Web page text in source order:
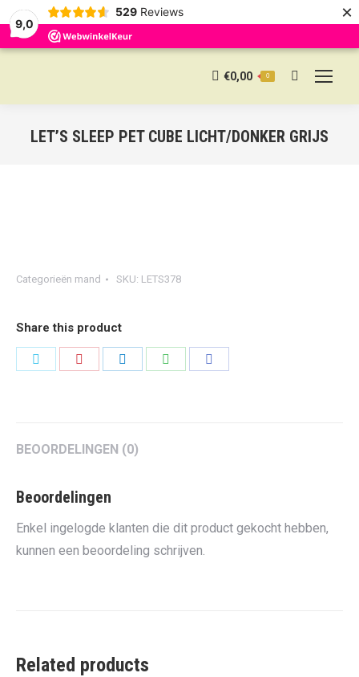
9,0
529 Reviews ×
€0,00 0 Search:
LET’S SLEEP PET CUBE LICHT/DONKER GRIJS
Categorieën mand SKU: LETS378
Share this product
BEOORDELINGEN (0)
Beoordelingen
Enkel ingelogde klanten die dit product gekocht hebben,
kunnen een beoordeling schrijven.
Related products